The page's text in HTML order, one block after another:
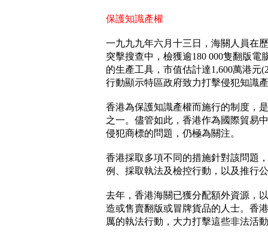
保護知識產權
一九九九年六月十三日，海關人員在
突擊搜查中，檢獲逾180 000隻翻版電
的生產工具，市值估計達1,600萬港元
行動顯示特區政府致力打擊侵犯知識
香港為保護知識產權而施行的制度，
之一。儘管如此，香港作為國際貿易
侵犯商標的問題，仍極為關注。
香港採取多項不同的措施針對該問題
例、採取執法及檢控行動，以及推行
去年，香港海關已獲分配額外資源，
造或售賣翻版或冒牌貨品的人士。香
厲的執法行動，大力打擊這些非法活